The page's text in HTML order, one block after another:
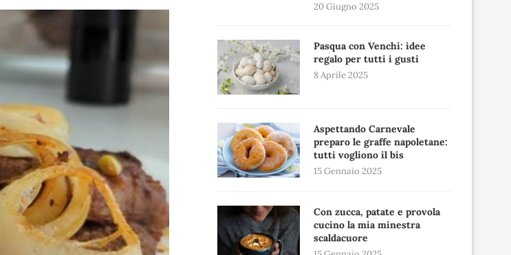
20 Giugno 2025
Pasqua con Venchi: idee
regalo per tutti i gusti
8 Aprile 2025
Aspettando Carnevale
preparo le graffe napoletane:
tutti vogliono il bis
15 Gennaio 2025
Con zucca, patate e provola
cucino la mia minestra
scaldacuore